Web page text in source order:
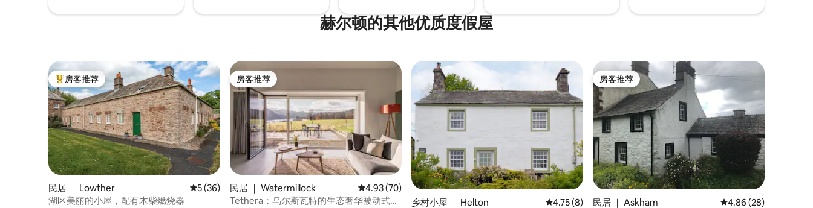
赫尔顿的其他优质度假屋
热门「房客推荐」
房客推荐
民居 ｜ Lowther 平均评分 5 分（满分 5 分），共 36 条评价
5 (36)
湖区美丽的小屋，配有木柴燃烧器
房客推荐
房客推荐
民居 ｜ Watermillock 平均评分 4.93 分（满分 5 分），共 70 条评价
4.93 (70)
Tethera：乌尔斯瓦特的生态奢华被动式建
乡村小屋 ｜ Helton 平均评分 4.75 分（满分 5 分），共 8 条评价
4.75 (8)
房客推荐
房客推荐
民居 ｜ Askham 平均评分 4.86 分（满
4.86 (28)